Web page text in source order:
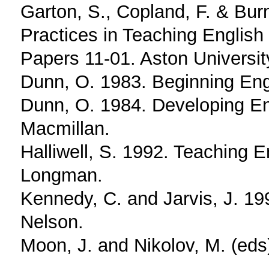
Garton, S., Copland, F. &
Practices in Teaching
Papers 11-01. Aston
Dunn, O. 1983. Beginning
Dunn, O. 1984. Developing
Macmillan.
Halliwell, S. 1992. Teaching
Longman.
Kennedy, C. and Jarvis, J.
Nelson.
Moon, J. and Nikolov, M.